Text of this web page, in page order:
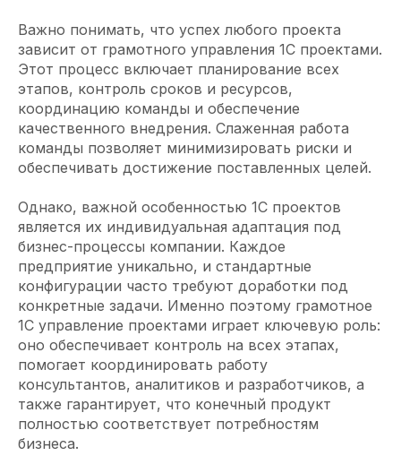
Важно понимать, что успех любого проекта
зависит от грамотного управления 1С проектами.
Этот процесс включает планирование всех
этапов, контроль сроков и ресурсов,
координацию команды и обеспечение
качественного внедрения. Слаженная работа
команды позволяет минимизировать риски и
обеспечивать достижение поставленных целей.
Однако, важной особенностью 1С проектов
является их индивидуальная адаптация под
бизнес-процессы компании. Каждое
предприятие уникально, и стандартные
конфигурации часто требуют доработки под
конкретные задачи. Именно поэтому грамотное
1С управление проектами играет ключевую роль:
оно обеспечивает контроль на всех этапах,
помогает координировать работу
консультантов, аналитиков и разработчиков, а
также гарантирует, что конечный продукт
полностью соответствует потребностям
бизнеса.